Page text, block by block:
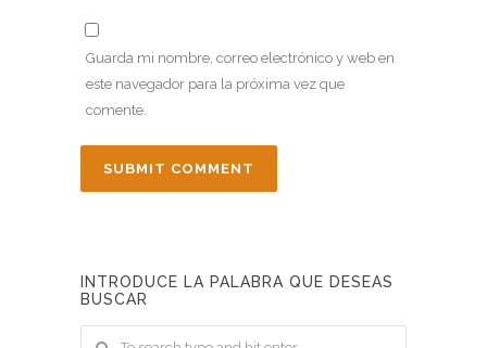
Guarda mi nombre, correo electrónico y web en
este navegador para la próxima vez que
comente.
INTRODUCE LA PALABRA QUE DESEAS
BUSCAR